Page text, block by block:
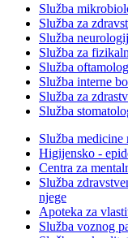
Služba
Služba za
Služba
Služba za
Služba
Služba interne
Služba za
Služba
Služba medicine
Higijensko -
Centra za
Služba
njege
Apoteka za
Služba voznog